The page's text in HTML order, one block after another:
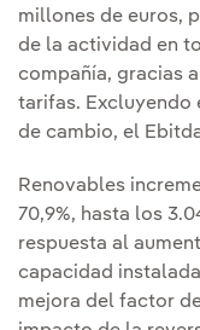
millones de euros,
de la actividad en
compañía, gracias
tarifas. Excluyendo
de cambio, el
Renovables
70,9%, hasta los
respuesta al
capacidad
mejora del factor